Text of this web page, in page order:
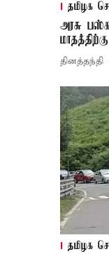
தமிழக
அரசு
தினத்தந்தி
தமிழக